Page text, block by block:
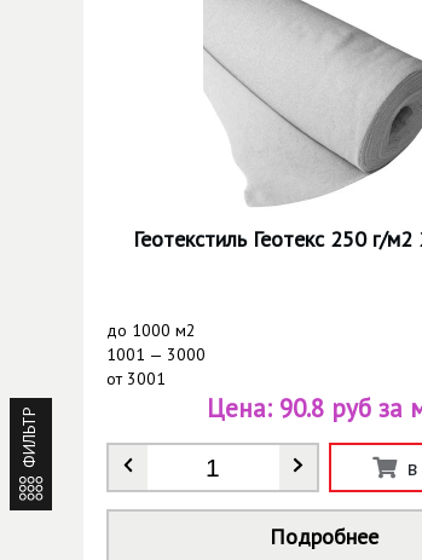
ФИЛЬТР
Геотекстиль Геотекс 250 г/
до 1000 м2
1001 — 3000
от3001
Количество *
Цена: 90.8 руб за
Подробнее